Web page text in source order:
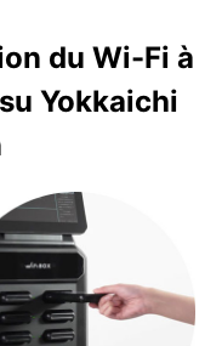
du Wi-Fi à
Yokkaichi